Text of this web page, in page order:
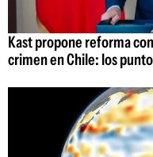
Kast propone reforma
crimen en Chile: los